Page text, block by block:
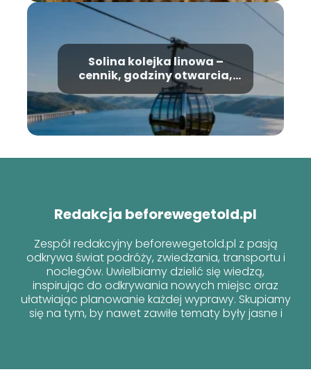
Solina kolejka linowa –
cennik, godziny otwarcia,
informacje
Redakcja beforewegetold.pl
Zespół redakcyjny beforewegetold.pl z pasją
odkrywa świat podróży, zwiedzania, transportu i
noclegów. Uwielbiamy dzielić się wiedzą,
inspirując do odkrywania nowych miejsc oraz
ułatwiając planowanie każdej wyprawy. Skupiamy
się na tym, by nawet zawiłe tematy były jasne i